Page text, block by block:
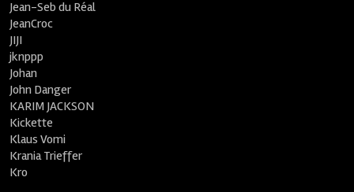
Jean-Seb du Réal
JeanCroc
JIJI
jknppp
Johan
John Danger
KARIM JACKSON
Kickette
Klaus Vomi
Krania Trieffer
Kro